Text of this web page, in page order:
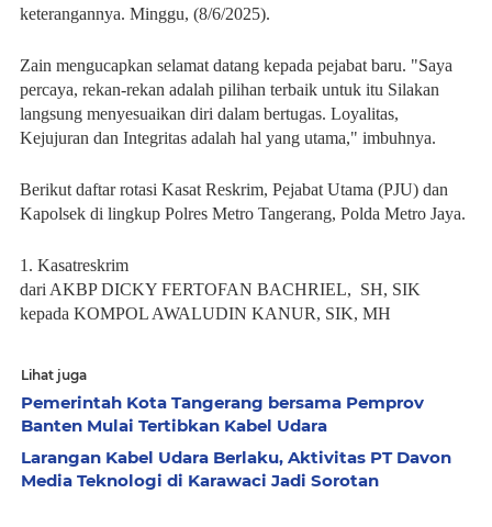
keterangannya. Minggu, (8/6/2025).
Zain mengucapkan selamat datang kepada pejabat baru. "Saya
percaya, rekan-rekan adalah pilihan terbaik untuk itu Silakan
langsung menyesuaikan diri dalam bertugas. Loyalitas,
Kejujuran dan Integritas adalah hal yang utama," imbuhnya.
Berikut daftar rotasi Kasat Reskrim, Pejabat Utama (PJU) dan
Kapolsek di lingkup Polres Metro Tangerang, Polda Metro Jaya.
1. Kasatreskrim
dari AKBP DICKY FERTOFAN BACHRIEL, SH, SIK
kepada KOMPOL AWALUDIN KANUR, SIK, MH
Lihat juga
Pemerintah Kota Tangerang bersama Pemprov
Banten Mulai Tertibkan Kabel Udara
Larangan Kabel Udara Berlaku, Aktivitas PT Davon
Media Teknologi di Karawaci Jadi Sorotan